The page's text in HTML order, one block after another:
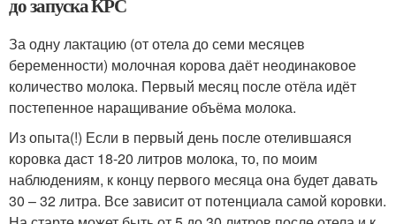
За одну лактацию (от отела до семи месяцев
беременности) молочная корова даёт неодинаковое
количество молока. Первый месяц после отёла идёт
постепенное наращивание объёма молока.
Из опыта(!) Если в первый день после отелившаяся
коровка даст 18-20 литров молока, то, по моим
наблюдениям, к концу первого месяца она будет давать
30 – 32 литра. Все зависит от потенциала самой коровки.